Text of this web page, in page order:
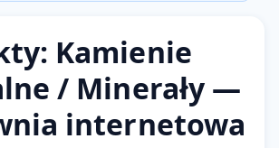
Kamienie
/ Minerały —
internetowa